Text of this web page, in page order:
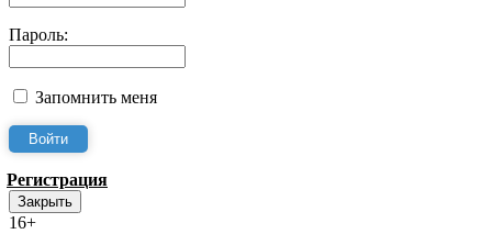
Пароль:
Запомнить меня
Регистрация
Закрыть
16+